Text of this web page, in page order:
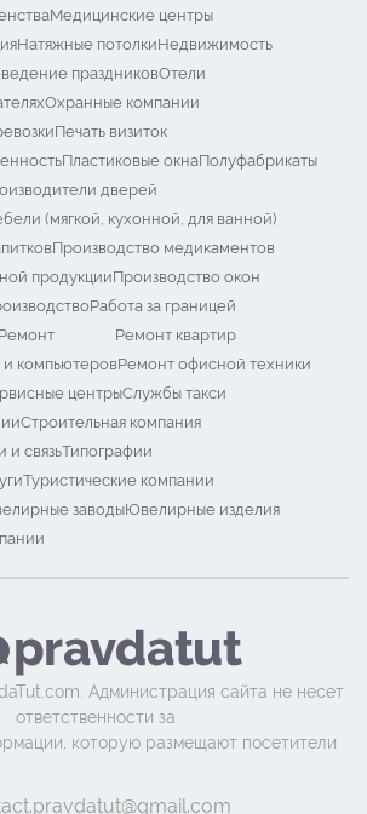
Медицинские центры
Натяжные потолкиНедвижимость
праздниковОтели
Охранные компании
Печать визиток
Пластиковые окнаПолуфабрикаты
дверей
(мягкой, кухонной, для ванной)
Производство медикаментов
продукцииПроизводство окон
Работа за границей
Ремонт
Ремонт квартир
и компьютеровРемонт офисной техники
центрыСлужбы такси
Строительная компания
и связьТипографии
Туристические компании
заводыЮвелирные изделия
Администрация сайта не несет
ответственности за
которую размещают посетители